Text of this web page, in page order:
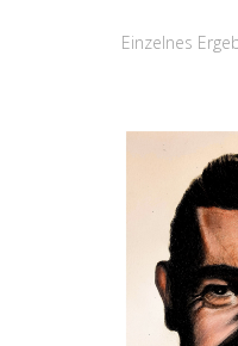
Einzelnes